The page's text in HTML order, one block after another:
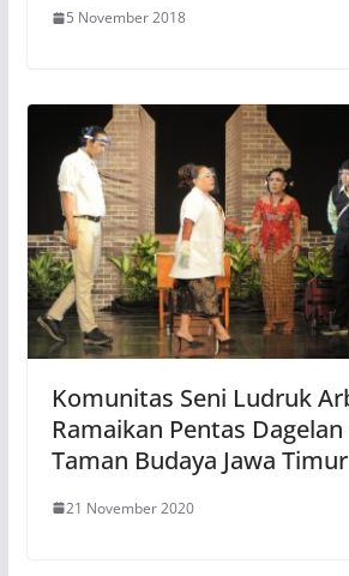
5 November 2018
Komunitas Seni Ludruk
Ramaikan Pentas
Taman Budaya Jawa Timur
21 November 2020